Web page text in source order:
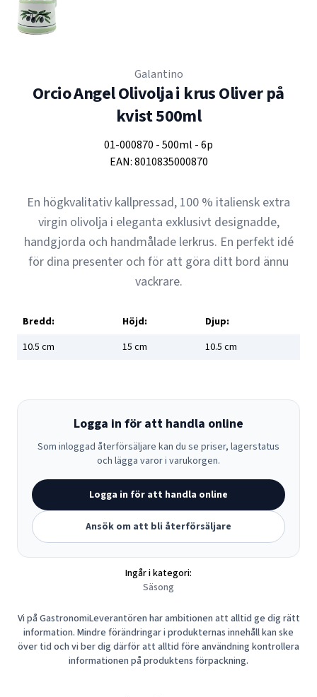
Galantino
Orcio Angel Olivolja i krus Oliver på
kvist 500ml
01-000870 -500ml -6p
EAN:8010835000870
En högkvalitativ kallpressad, 100 % italiensk extra
virgin olivolja i eleganta exklusivt designadde,
handgjorda och handmålade lerkrus. En perfekt idé
för dina presenter och för att göra ditt bord ännu
vackrare.
Bredd: Höjd:
Djup:
10.5 cm 15 cm 10.5 cm
Logga in för att handla online
Som inloggad återförsäljare kan du se priser, lagerstatus
och lägga varor i varukorgen.
Logga in för att handla online
Ansök om att bli återförsäljare
Ingår i kategori:
Säsong
Vi på GastronomiLeverantören har ambitionen att alltid ge dig rätt
information. Mindre förändringar i produkternas innehåll kan ske
över tid och vi ber dig därför att alltid före användning kontrollera
informationen på produktens förpackning.